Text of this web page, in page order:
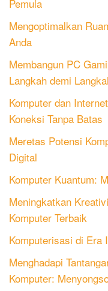
Pemula
Mengoptimalkan
Anda
Membangun PC
Langkah demi
Komputer dan
Koneksi Tanpa Batas
Meretas Potensi
Digital
Komputer Kuantum:
Meningkatkan
Komputer Terbaik
Komputerisasi di Era
Menghadapi
Komputer: